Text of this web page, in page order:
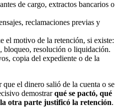
de cargo, extractos bancarios o
reclamaciones previas y
el motivo de la retención, si existe:
bloqueo, resolución o liquidación.
copia del expediente o de la
el dinero salió de la cuenta o se
demostrarqué se pactó, qué
otra parte justificó la retención.